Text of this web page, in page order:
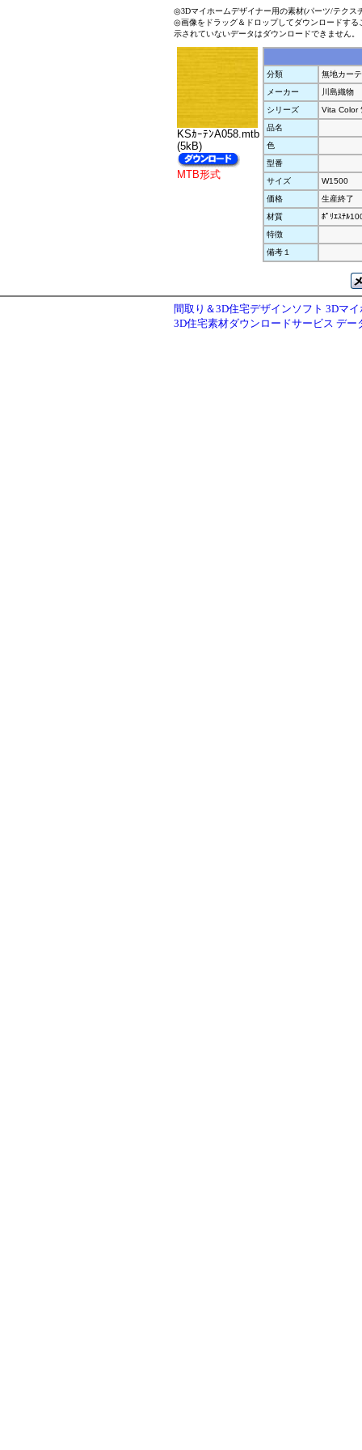
◎3Dマイホームデザイナー用の素材(パーツ/テクス
◎画像をドラッグ＆ドロップしてダウンロードす
示されていないデータはダウンロードできません。
KSｶｰﾃﾝA058.mtb
(5kB)
MTB形式
分類
無地カー
メーカー
川島織物
シリーズ
Vita Color
品名
色
型番
サイズ
W1500
価格
生産終了
材質
ﾎﾟﾘｴｽﾃﾙ
特徴
備考１
間取り＆3D住宅デザインソフト 3Dマ
3D住宅素材ダウンロードサービス デー